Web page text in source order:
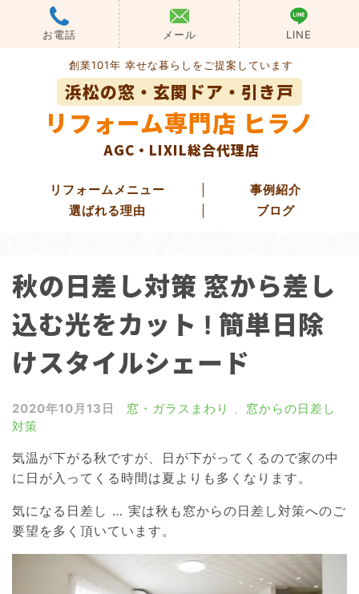
創業101年 幸せな暮らしをご提案しています
浜松の窓・玄関ドア・引き戸
リフォーム専門店 ヒラノ
AGC・LIXIL総合代理店
リフォームメニュー
事例紹介
選ばれる理由
ブログ
玄関引き戸リフォーム
勝手口ドアリフォーム
雨戸・シャッター
窓の目隠しルーバー
浴室ドア交換
屋根リフォーム
外壁リフォーム
秋の日差し対策 窓から差し
込む光をカット ! 簡単日除
けスタイルシェード
2020年10月13日 窓・ガラスまわり 、 窓からの日差し
対策
気温が下がる秋ですが、日が下がってくるので家の中
に日が入ってくる時間は夏よりも多くなります。
気になる日差し … 実は秋も窓からの日差し対策へのご
要望を多く頂いています。
お電話 メール LINE